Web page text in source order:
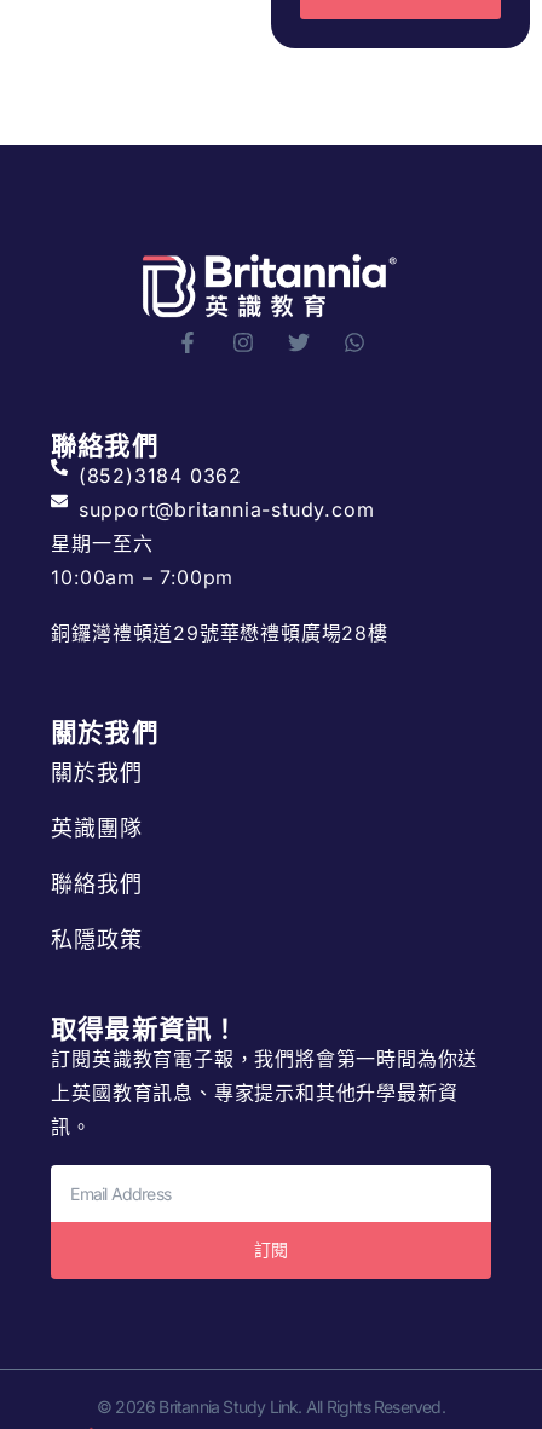
聯絡我們
(852)3184 0362
support@britannia-study.com
星期一至六
10:00am – 7:00pm
銅鑼灣禮頓道29號華懋禮頓廣場28樓
關於我們
關於我們
英識團隊
聯絡我們
私隱政策
取得最新資訊！
訂閱英識教育電子報，我們將會第一時間為你送
上英國教育訊息、專家提示和其他升學最新資
訊。
訂閱
© 2026 Britannia Study Link. All Rights Reserved.